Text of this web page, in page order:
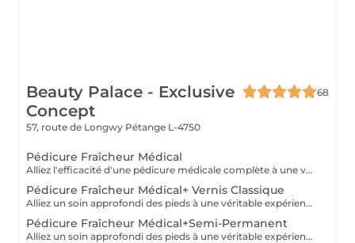
Beauty Palace - Exclusive
Concept
68
57, route de Longwy Pétange L-4750
Pédicure Fraîcheur Médical
Alliez l'efficacité d'une pédicure médicale complète à une véritable expérience de fraîcheur et de bien-être. Cette prestation comprend un soin approfondi des pieds, avec travail des ongles et des cuticules ainsi qu'un traitement ciblé des callosités, durillons et zones rugueuses, selon les besoins de vos pieds. Le soin se poursuit avec un gommage au sel enrichi en huile d'amande douce, un bain de pieds effervescent relaxant et rafraîchissant, puis l'application d'un gel fraîcheur intense pouvant être remonté jusqu'aux mollets. Idéale pour retrouver des pieds soignés, doux et confortables, tout en profitant d'une agréable sensation de fraîcheur et de légèreté, particulièrement appréciée pendant les fortes chaleurs. Un soin complet qui associe efficacité, confort et fraîcheur pour des pieds parfaitement soignés et une véritable sensation de bien-être.
Pédicure Fraîcheur Médical+ Vernis Classique
Alliez un soin approfondi des pieds à une véritable expérience de fraîcheur. Cette prestation comprend le soin des ongles et cuticules, le travail des callosités et zones rugueuses, suivi d'un gommage au sel et à l'amande douce, d'un bain effervescent relaxant et rafraîchissant, puis d'un gel fraîcheur intense jusqu'aux mollets. Le soin se termine par la pose du vernis classique de votre choix. Des pieds soignés, doux, frais et élégamment vernis.
Pédicure Fraîcheur Médical+Semi-Permanent
Alliez un soin approfondi des pieds à une véritable expérience de fraîcheur. Cette prestation comprend le soin des ongles et cuticules, le travail des callosités et zones rugueuses, suivi d'un gommage au sel et à l'amande douce, d'un bain effervescent relaxant et rafraîchissant, puis d'un gel fraîcheur intense jusqu'aux mollets. Le soin se termine par la pose du semi-permanent de votre choix. Des pieds soignés, doux, frais et une couleur brillante longue tenue.